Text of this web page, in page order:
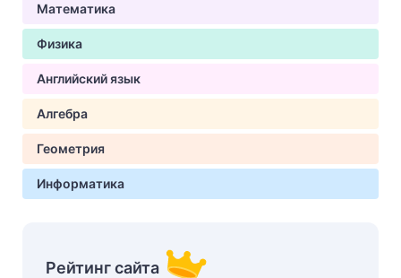
Математика
Физика
Английский язык
Алгебра
Геометрия
Информатика
Рейтинг сайта